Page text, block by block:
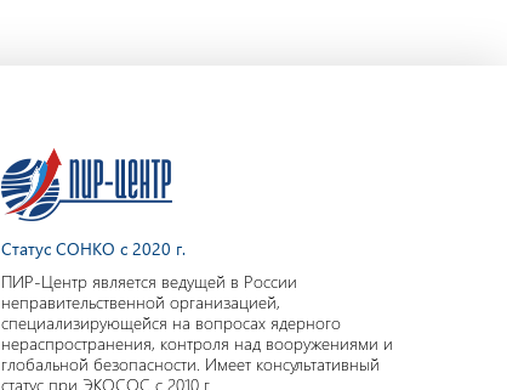
Статус СОНКО с 2020 г.
ПИР-Центр является ведущей в России
неправительственной организацией,
специализирующейся на вопросах ядерного
нераспространения, контроля над вооружениями и
глобальной безопасности. Имеет консультативный
статус при ЭКОСОС с 2010 г.